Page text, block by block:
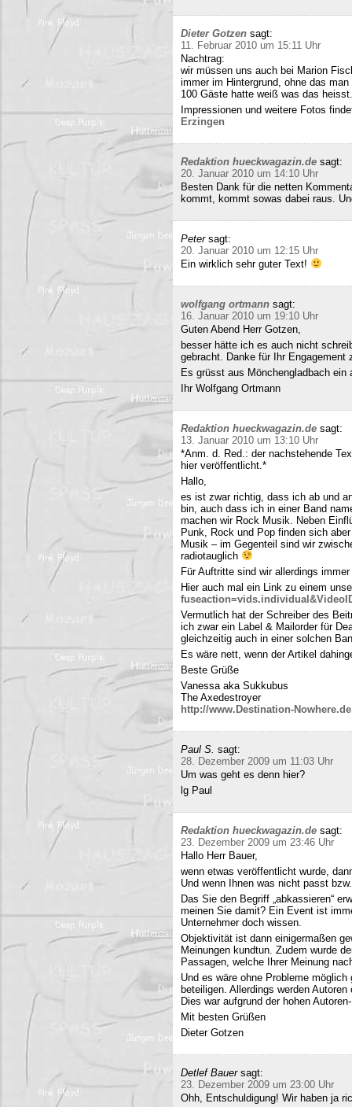
Dieter Gotzen sagt:
11. Februar 2010 um 15:11 Uhr
Nachtrag:
wir müssen uns auch bei Marion
immer im Hintergrund, ohne das
100 Gäste hatte weiß was das heisst.
Impressionen und weitere Fotos
Erzingen
Redaktion hueckwagazin.de sagt:
20. Januar 2010 um 14:10 Uhr
Besten Dank für die netten
kommt, kommt sowas dabei raus.
Peter sagt:
20. Januar 2010 um 12:15 Uhr
Ein wirklich sehr guter Text!
wolfgang ortmann sagt:
16. Januar 2010 um 19:10 Uhr
Guten Abend Herr Gotzen,
besser hätte ich es auch nicht
gebracht. Danke für Ihr Engagement
Es grüsst aus Mönchengladbach ein
Ihr Wolfgang Ortmann
Redaktion hueckwagazin.de sagt:
13. Januar 2010 um 13:10 Uhr
*Anm. d. Red.: der nachstehende
hier veröffentlicht.*
Hallo,
es ist zwar richtig, dass ich ab und
bin, auch dass ich in einer Band
machen wir Rock Musik. Neben
Punk, Rock und Pop finden sich
Musik – im Gegenteil sind wir
radiotauglich
Für Auftritte sind wir allerdings
Hier auch mal ein Link zu einem
Vermutlich hat der Schreiber des
ich zwar ein Label & Mailorder für
gleichzeitig auch in einer solchen
Es wäre nett, wenn der Artikel
Beste Grüße
Vanessa aka Sukkubus
The Axedestroyer
http://www.Destination-Nowhere.de
Paul S. sagt:
28. Dezember 2009 um 11:03 Uhr
Um was geht es denn hier?
lg Paul
Redaktion hueckwagazin.de sagt:
23. Dezember 2009 um 23:46 Uhr
Hallo Herr Bauer,
wenn etwas veröffentlicht wurde,
Und wenn Ihnen was nicht passt
Das Sie den Begriff „abkassieren“
meinen Sie damit? Ein Event ist
Unternehmer doch wissen.
Objektivität ist dann einigermaßen
Meinungen kundtun. Zudem wurde
Passagen, welche Ihrer Meinung
Und es wäre ohne Probleme
beteiligen. Allerdings werden
Dies war aufgrund der hohen
Mit besten Grüßen
Dieter Gotzen
Detlef Bauer sagt:
23. Dezember 2009 um 23:00 Uhr
Ohh, Entschuldigung! Wir haben ja